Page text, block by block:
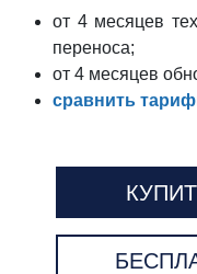
от 4 месяцев
переноса;
от 4 месяцев
сравнить